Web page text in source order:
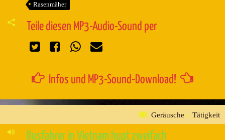
Rasenmäher
Teile diesen MP3-Audio-Sound per
Infos und MP3-Sound-Download!
Geräusche » Tätigkeit
Busfahrer in Vietnam hupt zweifach